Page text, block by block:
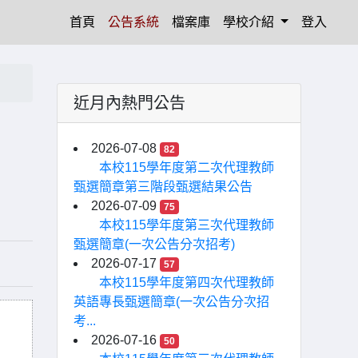
首頁 (current)
公告系統 檔案庫 學校介紹 登入
近月內熱門公告
2026-07-08 82
本校115學年度第二次代理教師
甄選簡章第三階段甄選結果公告
2026-07-09
75
本校115學年度第三次代理教師
甄選簡章(一次公告分次招考)
2026-07-17
57
本校115學年度第四次代理教師
英語專長甄選簡章(一次公告分次招
考...
2026-07-16
50